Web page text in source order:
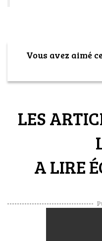
Vous avez aimé
LES
A LIRE